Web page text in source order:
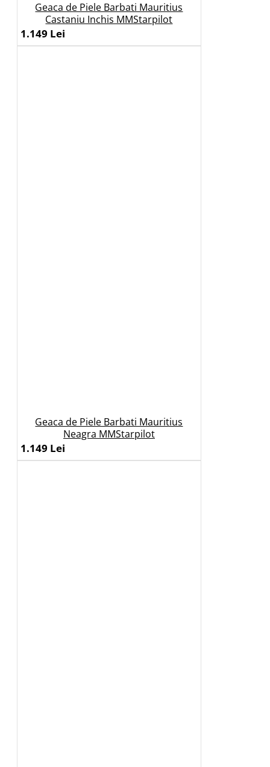
Geaca de Piele Barbati Mauritius
Castaniu Inchis MMStarpilot
1.149 Lei
Geaca de Piele Barbati Mauritius
Neagra MMStarpilot
1.149 Lei